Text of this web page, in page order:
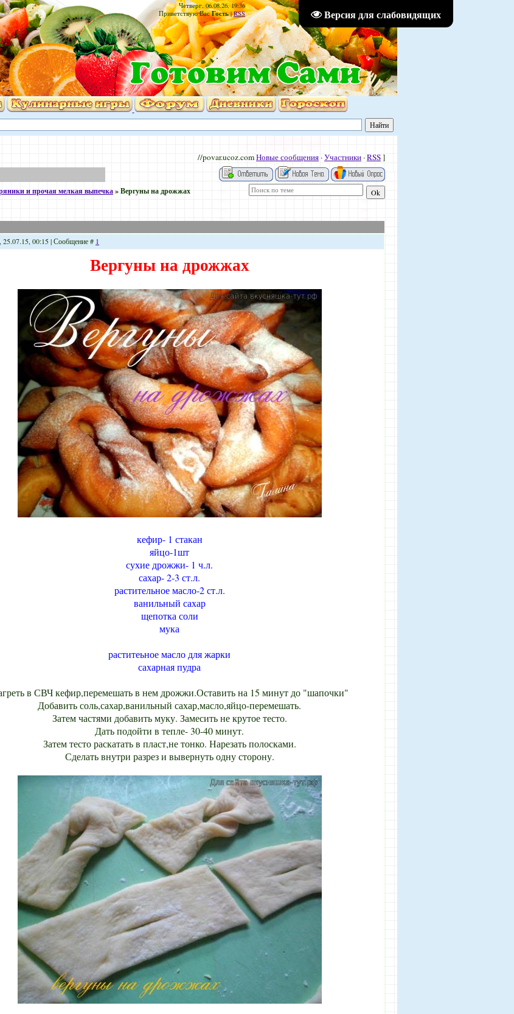
Версия для слабовидящих
Четверг, 06.08.26, 19:36
Приветствую Вас Гость|RSS
//povar.ucoz.comНовые сообщения ·Участники ·RSS]
и прочая мелкая выпечка»Вергуны на дрожжах
25.07.15, 00:15 | Сообщение # 1
Вергуны на дрожжах
кефир- 1 стакан
яйцо-1шт
сухие дрожжи- 1 ч.л.
сахар- 2-3 ст.л.
растительное масло-2 ст.л.
ванильный сахар
щепотка соли
мука
раститеьное масло для жарки
сахарная пудра
в СВЧ кефир,перемешать в нем дрожжи.Оставить на 15 минут до "шапочки"
Добавить соль,сахар,ванильный сахар,масло,яйцо-перемешать.
Затем частями добавить муку. Замесить не крутое тесто.
Дать подойти в тепле- 30-40 минут.
Затем тесто раскатать в пласт,не тонко. Нарезать полосками.
Сделать внутри разрез и вывернуть одну сторону.